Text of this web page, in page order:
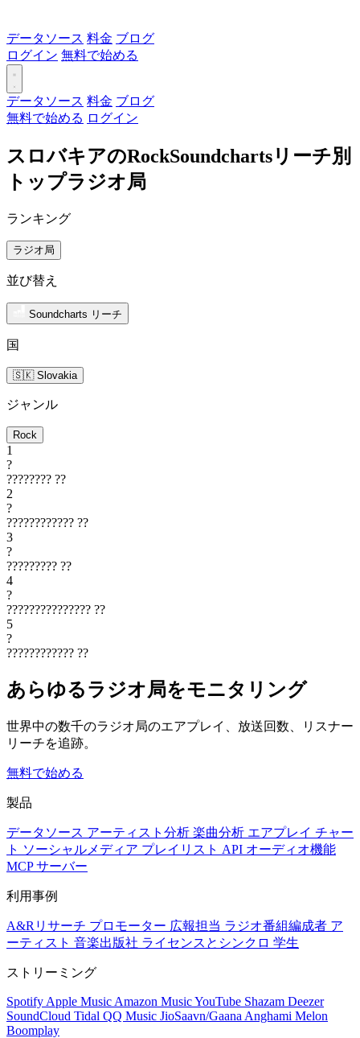
データソース 料金 ブログ
ログイン 無料で始める
データソース 料金 ブログ
無料で始める ログイン
スロバキアのRockSoundchartsリーチ別
トップラジオ局
ランキング
ラジオ局
並び替え
Soundcharts リーチ
国
🇸🇰 Slovakia
ジャンル
Rock
1
?
???????? ??
2
?
???????????? ??
3
?
????????? ??
4
?
??????????????? ??
5
?
???????????? ??
あらゆるラジオ局をモニタリング
世界中の数千のラジオ局のエアプレイ、放送回数、リスナー
リーチを追跡。
無料で始める
製品
データソース アーティスト分析 楽曲分析 エアプレイ チャー
ト ソーシャルメディア プレイリスト API オーディオ機能
MCP サーバー
利用事例
A&Rリサーチ プロモーター 広報担当 ラジオ番組編成者 ア
ーティスト 音楽出版社 ライセンスとシンクロ 学生
ストリーミング
Spotify Apple Music Amazon MusicYouTube Shazam Deezer
SoundCloud Tidal QQ Music JioSaavn/Gaana Anghami Melon
Boomplay